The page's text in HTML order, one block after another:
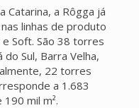
Catarina, a Rôgga já
linhas de produto
e Soft. São 38 torres
do Sul, Barra Velha,
22 torres
a 1.683
mil m².